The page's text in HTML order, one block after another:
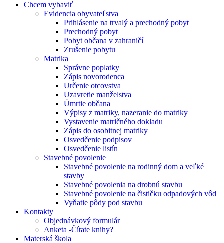
Chcem vybaviť
Evidencia obyvateľstva
Prihlásenie na trvalý a prechodný pobyt
Prechodný pobyt
Pobyt občana v zahraničí
Zrušenie pobytu
Matrika
Správne poplatky
Zápis novorodenca
Určenie otcovstva
Uzavretie manželstva
Úmrtie občana
Výpisy z matriky, nazeranie do matriky
Vystavenie matričného dokladu
Zápis do osobitnej matriky
Osvedčenie podpisov
Osvedčenie listín
Stavebné povolenie
Stavebné povolenie na rodinný dom a veľké
stavby
Stavebné povolenia na drobnú stavbu
Stavebné povolenie na čističku odpadových vôd
Vyňatie pôdy pod stavbu
Kontakty
Objednávkový formulár
Anketa -Čítate knihy?
Materská škola